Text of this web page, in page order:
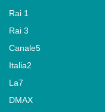
Rai 1
Rai 3
Canale5
Italia2
La7
DMAX